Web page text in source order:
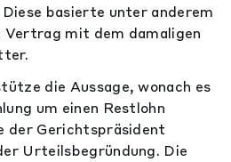
basierte unter anderem
Vertrag mit dem damaligen
die Aussage, wonach es
um einen Restlohn
der Gerichtspräsident
Urteilsbegründung. Die